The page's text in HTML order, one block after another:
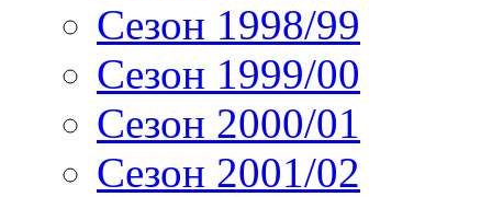
Сезон 1998/99
Сезон 1999/00
Сезон 2000/01
Сезон 2001/02